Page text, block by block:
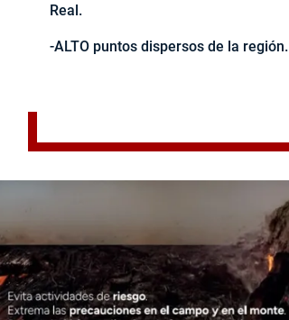
Real.
-ALTO puntos dispersos de la región.